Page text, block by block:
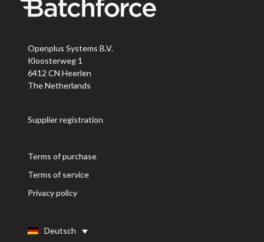
Openplus Systems B.V.
Kloosterweg 1
6412 CN Heerlen
The Netherlands
Supplier registration
Terms of purchase
Terms of service
Privacy policy
Deutsch